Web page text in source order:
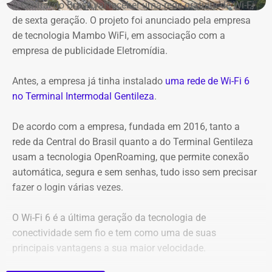
Captura de tela da publicação de André Janones, utilizado como prova na
representação de Alana Passos — Foto: Reprodução
Na representação, Alana Passos argumenta que, por se
declarações extrapolam os limites da liberdade de
A Central do Brasil vai receber uma rede gratuita de Wi-Fi
de sexta geração. O projeto foi anunciado pela empresa
de tecnologia Mambo WiFi, em associação com a
empresa de publicidade Eletromídia.
Antes, a empresa já tinha instalado uma rede de Wi-Fi 6
no Terminal Intermodal Gentileza.
De acordo com a empresa, fundada em 2016, tanto a
rede da Central do Brasil quanto a do Terminal Gentileza
usam a tecnologia OpenRoaming, que permite conexão
automática, segura e sem senhas, tudo isso sem precisar
fazer o login várias vezes.
O Wi-Fi 6 é a última geração da tecnologia de
conectividade sem fio e tem como uma de suas
principais vantagens a sua maior velocidade.